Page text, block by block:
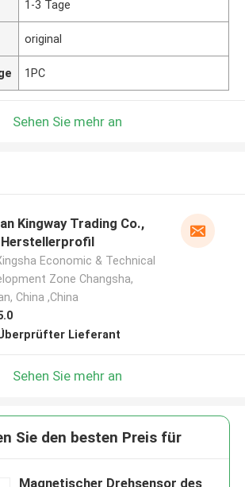
1-3 Tage
original
1PC
Sehen Sie mehr an
Kingway Trading Co.,
Economic & Technical
Zone Changsha,
China ,China
Lieferant
Sehen Sie mehr an
Sie den besten Preis für
Magnetischer Drehsensor des